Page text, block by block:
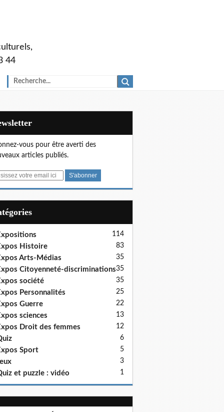
44
vous pour être averti des
articles publiés.
114
Histoire 83
Arts-Médias 35
Citoyenneté-discriminations35
société 35
Personnalités 25
Guerre 22
sciences 13
Droit des femmes 12
6
Sport 5
3
et puzzle : vidéo 1